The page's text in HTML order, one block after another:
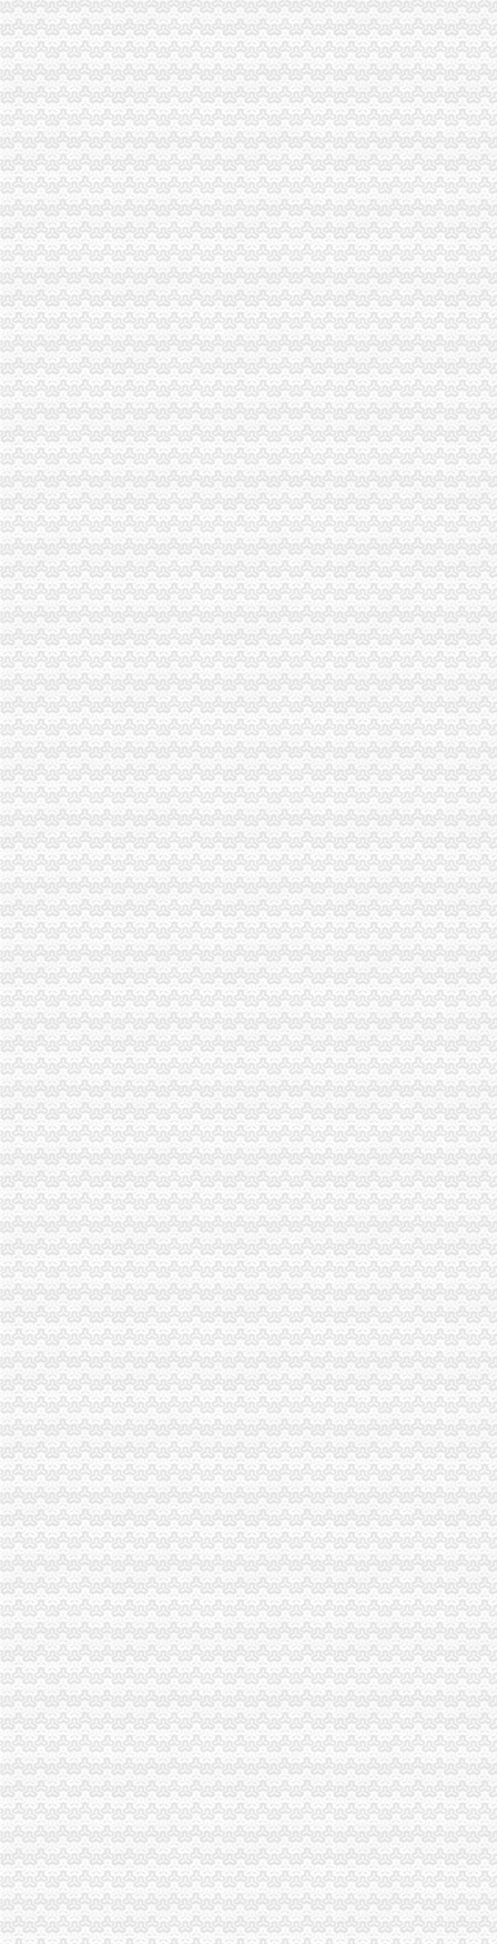
0元注册公司
0元代办宁波公司|在线工商查询|流程费用|新政策—QZHUCE宁波注
0元注册公司代办工商全套手续-聊城58同城
重庆一元注册公司
【图】投资基金公司与基金管理公司注册条件（安l77lo7663l3_重庆公
页-重庆市一元商贸发展有限公司-主营：钢材；通讯器材；茶叶
重庆0元注册公司
重庆都尚装修有限公司-土巴兔装修网
荣威荣威550高优惠0万元,重庆世纪沪力汽车销售服务有限公司,
重庆免费注册公司
重庆冰盈注册安全工程师事务所有限公司
重庆九龙坡商标注册找哪个公司？_第1页_重庆E线广告设计策划_职场
免费注册公司
徐州专业免费公司注册_徐州商务服务-徐州-苏北信息港
代理记账,新公司注册来电咨询免费,免费,免费注册-襄58同城